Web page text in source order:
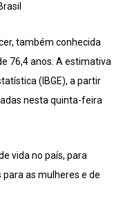
também conhecida
76,4 anos. A estimativa
(IBGE), a partir
nesta quinta-feira
vida no país, para
as mulheres e de